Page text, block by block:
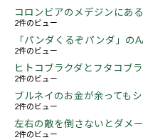
コロンビアのメデジンにあ
2件のビュー
「パンダくるぞパンダ」の
2件のビュー
ヒトコブラクダとフタコブ
2件のビュー
ブルネイのお金が余っても
2件のビュー
左右の敵を倒さないとダメ
2件のビュー